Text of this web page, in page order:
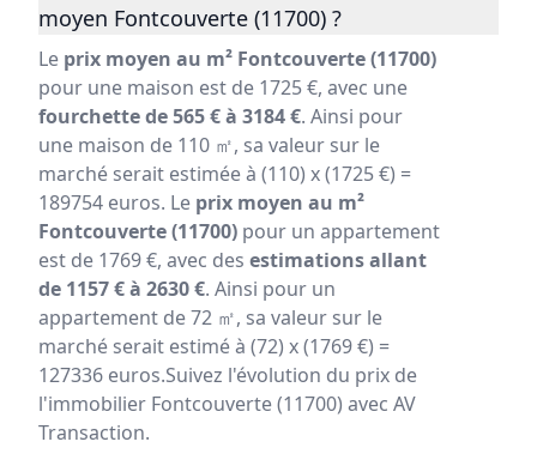
moyen Fontcouverte (11700) ?
Le prix moyen au m² Fontcouverte (11700)
pour une maison est de 1725 €, avec une
fourchette de 565 € à 3184 €. Ainsi pour
une maison de 110 ㎡, sa valeur sur le
marché serait estimée à (110) x (1725 €) =
189754 euros. Le prix moyen au m²
Fontcouverte (11700) pour un appartement
est de 1769 €, avec des estimations allant
de 1157 € à 2630 €. Ainsi pour un
appartement de 72 ㎡, sa valeur sur le
marché serait estimé à (72) x (1769 €) =
127336 euros.Suivez l'évolution du prix de
l'immobilier Fontcouverte (11700) avec AV
Transaction.